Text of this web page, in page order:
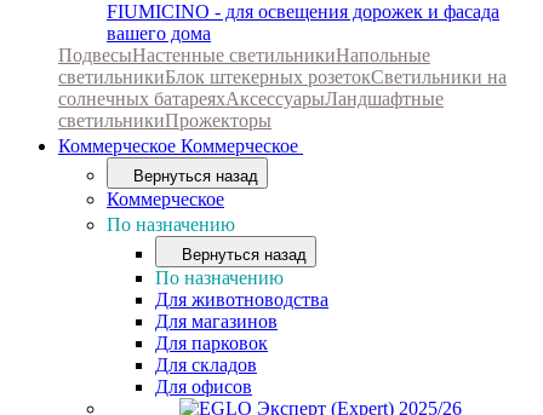
FIUMICINO - для освещения дорожек и фасада
вашего дома
ПодвесыНастенные светильникиНапольные
светильникиБлок штекерных розетокСветильники на
солнечных батареяхАксессуарыЛандшафтные
светильникиПрожекторы
Коммерческое Коммерческое
Вернуться назад
Коммерческое
По назначению
Вернуться назад
По назначению
Для животноводства
Для магазинов
Для парковок
Для складов
Для офисов